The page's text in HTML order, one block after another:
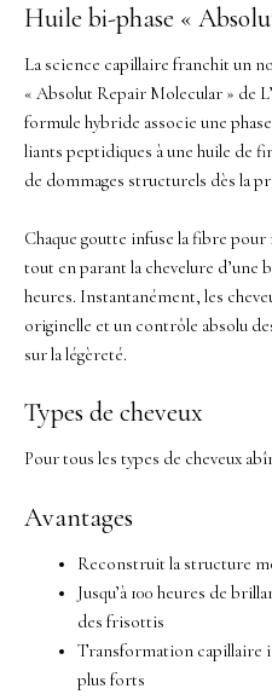
Huile bi-phase «
La science capillaire franchit un
« Absolut Repair Molecular » de
formule hybride associe une
liants peptidiques à une huile de
de dommages structurels dès la
Chaque goutte infuse la fibre
tout en parant la chevelure d’une
heures. Instantanément, les
originelle et un contrôle absolu
sur la légèreté.
Types de cheveux
Pour tous les types de cheveux
Avantages
Reconstruit la structure
Jusqu’à 100 heures de
des frisottis
Transformation capillaire
plus forts